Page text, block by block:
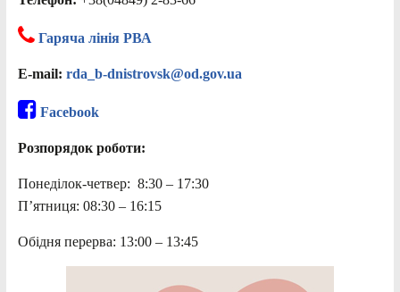
Гаряча лінія РВА
E-mail: rda_b-dnistrovsk@od.gov.ua
Facebook
Розпорядок роботи:
Понеділок-четвер: 8:30 – 17:30
П’ятниця: 08:30 – 16:15
Обідня перерва: 13:00 – 13:45